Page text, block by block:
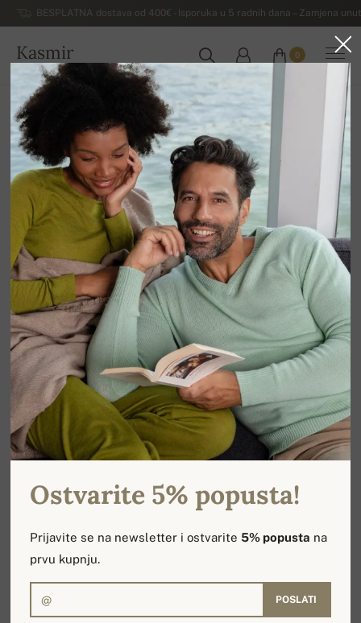
BESPLATNA dostava od 400€ - Isporuka u 5 radnih dana – Zamjena
Kasmir
HRVATSKA
0
Kuća
Luksuzni ženski džemperi od kašmira
Ženske dolčevite od kašmira
Ostvarite 5% popusta!
Prijavite se na newsletter i ostvarite5% popusta na
prvu kupnju.
POSLATI